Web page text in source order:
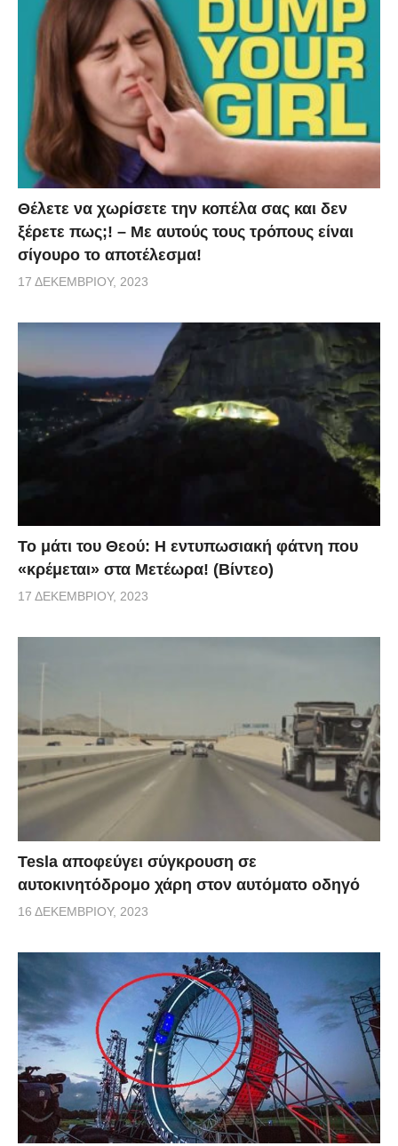
Θέλετε να χωρίσετε την κοπέλα σας και δεν
ξέρετε πως;! – Με αυτούς τους τρόπους είναι
σίγουρο το αποτέλεσμα!
17 ΔΕΚΕΜΒΡΊΟΥ, 2023
Το μάτι του Θεού: Η εντυπωσιακή φάτνη που
«κρέμεται» στα Μετέωρα! (Βίντεο)
17 ΔΕΚΕΜΒΡΊΟΥ, 2023
Tesla αποφεύγει σύγκρουση σε
αυτοκινητόδρομο χάρη στον αυτόματο οδηγό
16 ΔΕΚΕΜΒΡΊΟΥ, 2023